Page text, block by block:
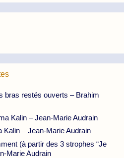
bras restés ouverts – Brahim
Kalin – Jean-Marie Audrain
Kalin – Jean-Marie Audrain
(à partir des 3 strophes “Je
Marie Audrain